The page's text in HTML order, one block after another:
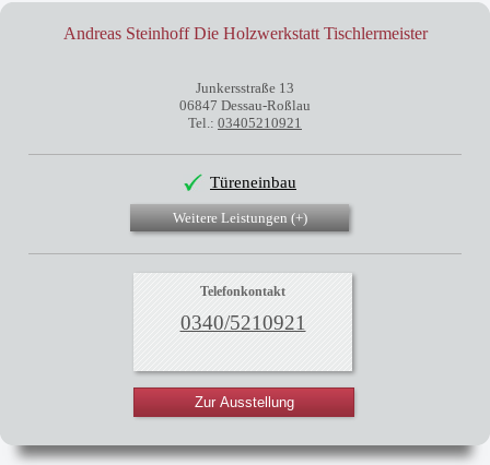
Andreas Steinhoff Die Holzwerkstatt Tischlermeister
Junkersstraße 13
06847 Dessau-Roßlau
Tel.: 03405210921
Türeneinbau
Weitere Leistungen (+)
Telefonkontakt
0340/5210921
Zur Ausstellung